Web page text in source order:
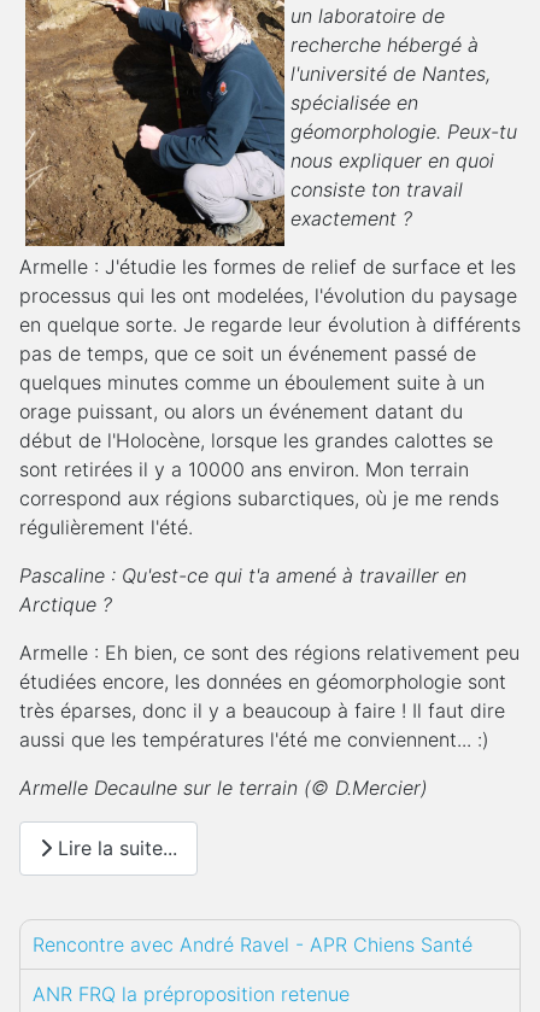
un laboratoire de
recherche hébergé à
l'université de Nantes,
spécialisée en
géomorphologie. Peux-tu
nous expliquer en quoi
consiste ton travail
exactement ?
Armelle : J'étudie les formes de relief de surface et les
processus qui les ont modelées, l'évolution du paysage
en quelque sorte. Je regarde leur évolution à différents
pas de temps, que ce soit un événement passé de
quelques minutes comme un éboulement suite à un
orage puissant, ou alors un événement datant du
début de l'Holocène, lorsque les grandes calottes se
sont retirées il y a 10000 ans environ. Mon terrain
correspond aux régions subarctiques, où je me rends
régulièrement l'été.
Pascaline : Qu'est-ce qui t'a amené à travailler en
Arctique ?
Armelle : Eh bien, ce sont des régions relativement peu
étudiées encore, les données en géomorphologie sont
très éparses, donc il y a beaucoup à faire ! Il faut dire
aussi que les températures l'été me conviennent... :)
Armelle Decaulne sur le terrain (© D.Mercier)
Lire la suite...
Rencontre avec André Ravel - APR Chiens Santé
ANR FRQ la préproposition retenue